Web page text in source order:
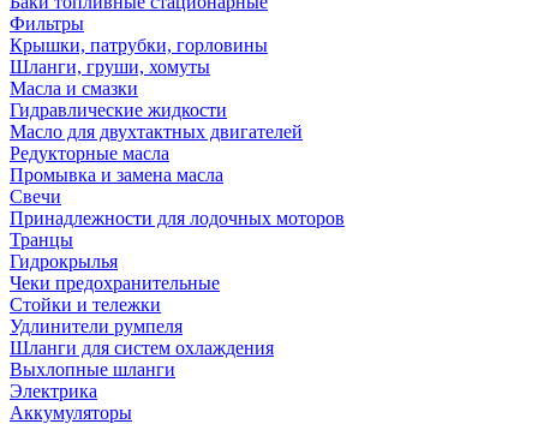
Фильтры
Крышки, патрубки, горловины
Шланги, груши, хомуты
Масла и смазки
Гидравлические жидкости
Масло для двухтактных двигателей
Редукторные масла
Промывка и замена масла
Свечи
Принадлежности для лодочных моторов
Транцы
Гидрокрылья
Чеки предохранительные
Стойки и тележки
Удлинители румпеля
Шланги для систем охлаждения
Выхлопные шланги
Электрика
Аккумуляторы